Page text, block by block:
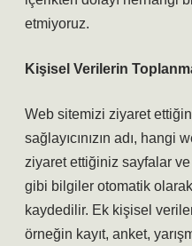
etmiyoruz.
Kişisel Verilerin
Web sitemizi ziyaret
sağlayıcınızın adı,
ziyaret ettiğiniz sayfalar
gibi bilgiler otomatik
kaydedilir. Ek kişisel
örneğin kayıt, anket,